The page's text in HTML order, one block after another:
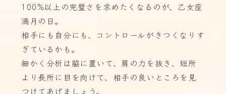
100%以上の完璧さを求めたくなるのが、乙女座
満月の日。
相手にも自分にも、コントロールがきつくなりす
ぎているかも。
細かく分析は脇に置いて、肩の力を抜き、短所
より長所に目を向けて、相手の良いところを見
つけてあげましょう。